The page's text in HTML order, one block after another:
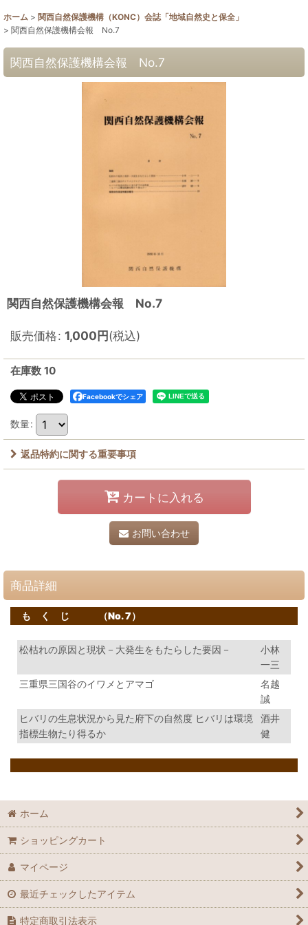
ホーム > 関西自然保護機構（KONC）会誌「地域自然史と保全」
> 関西自然保護機構会報 No.7
関西自然保護機構会報 No.7
関西自然保護機構会報 No.7
販売価格: 1,000円(税込)
在庫数 10
Facebookでシェア
数量:
返品特約に関する重要事項
カートに入れる
お問い合わせ
商品詳細
も く じ （No. 7）
松枯れの原因と現状－大発生をもたらした要因－
小林
一三
三重県三国谷のイワメとアマゴ
名越
誠
ヒバリの生息状況から見た府下の自然度 ヒバリは環境
指標生物たり得るか
酒井
健
ホーム
ショッピングカート
マイページ
最近チェックしたアイテム
特定商取引法表示